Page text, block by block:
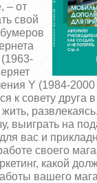
– от
свой
Y (1984-2000
совету друга в
развлекаясь.
выиграть на
вас и
своего
какой
вашего